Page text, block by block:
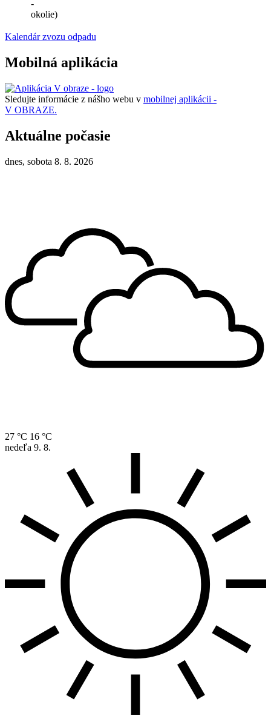
-
okolie)
Kalendár zvozu odpadu
Mobilná aplikácia
Sledujte informácie z nášho webu v mobilnej aplikácii -
V OBRAZE.
Aktuálne počasie
dnes, sobota 8. 8. 2026
27 °C 16 °C
nedeľa 9. 8.